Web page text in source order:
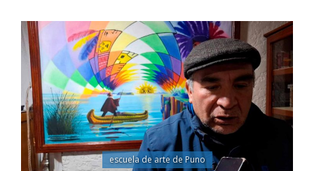
escuela de arte de Puno